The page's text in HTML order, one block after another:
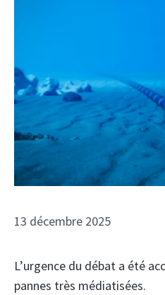
13 décembre 2025
L’urgence du débat a été
pannes très médiatisées.